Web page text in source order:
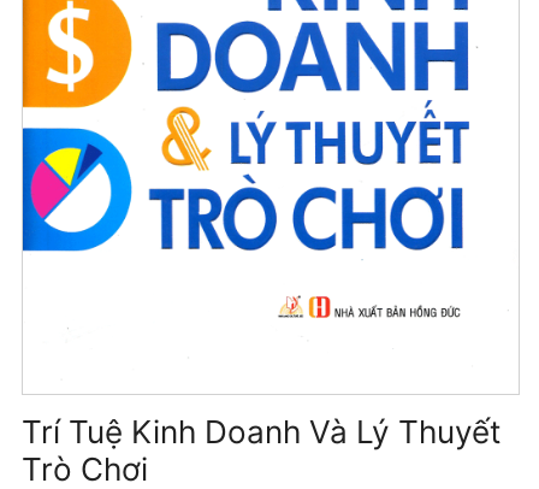
Trí Tuệ Kinh Doanh Và Lý Thuyết
Trò Chơi